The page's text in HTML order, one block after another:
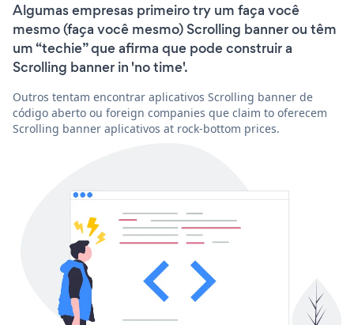
Algumas empresas primeiro try um faça você
mesmo (faça você mesmo) Scrolling banner ou têm
um “techie” que afirma que pode construir a
Scrolling banner in 'no time'.
Outros tentam encontrar aplicativos Scrolling banner de
código aberto ou foreign companies que claim to oferecem
Scrolling banner aplicativos at rock-bottom prices.